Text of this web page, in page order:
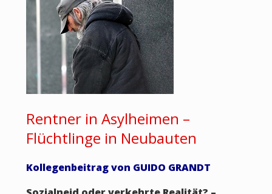
Rentner in Asylheimen –
Flüchtlinge in Neubauten
Kollegenbeitrag von GUIDO GRANDT